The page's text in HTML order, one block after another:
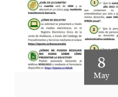
8
May